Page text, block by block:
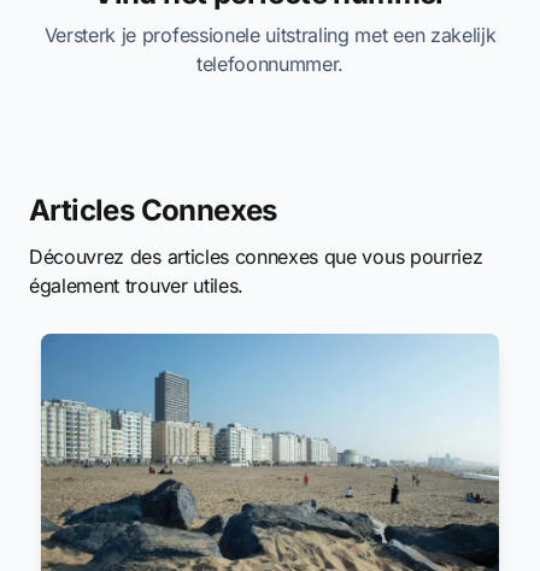
Versterk je professionele uitstraling met een zakelijk
telefoonnummer.
Articles Connexes
Découvrez des articles connexes que vous pourriez
également trouver utiles.